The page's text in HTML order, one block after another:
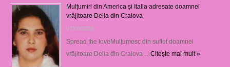
Mulțumiri din America și Italia adresate doamnei
vrăjitoare Delia din Craiova
07/08/2026
Spread the loveMulţumesc din suflet doamnei
vrăjitoare Delia din Craiova …Citește mai mult »